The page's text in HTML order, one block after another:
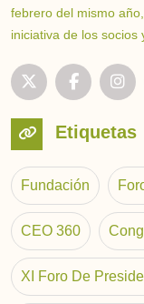
febrero del mismo
iniciativa de los socios
Etiquetas
Fundación
CEO 360
XI Foro De